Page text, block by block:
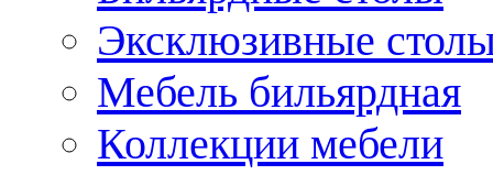
Эксклюзивные
Мебель бильярдная
Коллекции мебели